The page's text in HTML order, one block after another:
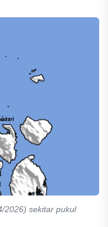
2026) sekitar pukul